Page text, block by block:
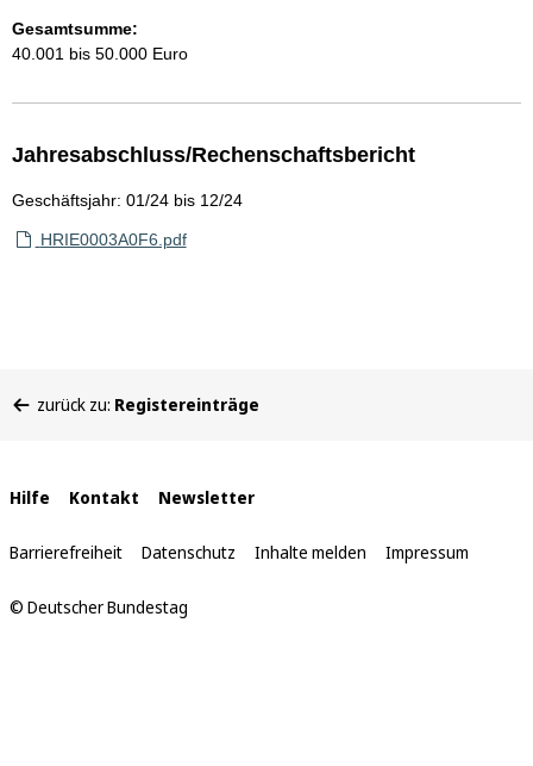
Gesamtsumme:
40.001 bis 50.000 Euro
Jahresabschluss/Rechenschaftsbericht
Geschäftsjahr: 01/24 bis 12/24
HRIE0003A0F6.pdf
befinden
zurück zu: Registereinträge
Interne
Links
Hilfe Kontakt Newsletter
Barrierefreiheit Datenschutz Inhalte melden Impressum
© Deutscher Bundestag